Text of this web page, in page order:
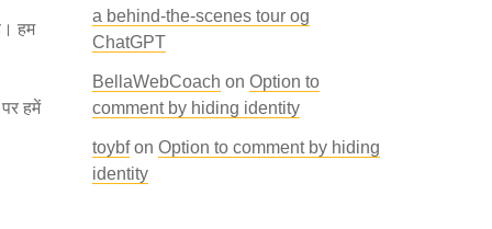
हम
हमें
a behind-the-scenes tour og
ChatGPT
BellaWebCoach on Option to
comment by hiding identity
toybfon Option to comment by hiding
identity